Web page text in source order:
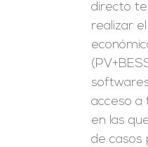
directo
realizar
acceso a
en las
de casos